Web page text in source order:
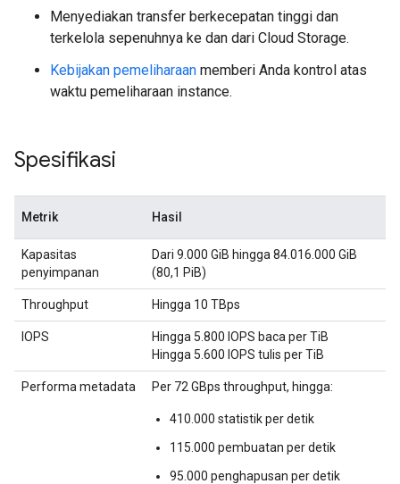
Menyediakan transfer berkecepatan tinggi dan
terkelola sepenuhnya ke dan dari Cloud Storage.
Kebijakan pemeliharaan memberi Anda kontrol atas
waktu pemeliharaan instance.
Spesifikasi
Metrik Hasil
Kapasitas
penyimpanan
Dari 9.000 GiB hingga 84.016.000 GiB
(80,1 PiB)
Throughput Hingga 10 TBps
IOPS
Hingga 5.800 IOPS baca per TiB
Hingga 5.600 IOPS tulis per TiB
Performa metadata Per 72 GBps throughput, hingga:
410.000 statistik per detik
115.000 pembuatan per detik
95.000 penghapusan per detik